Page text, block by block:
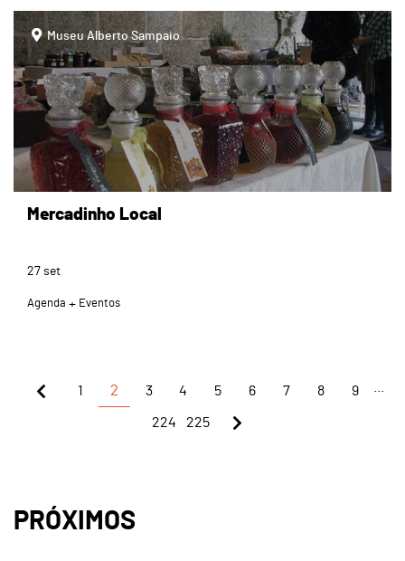
page
Museu Alberto Sampaio
Mercadinho Local
27 set
Agenda Eventos
1 2 3 4 5 6 7 8 9
224 225
PRÓXIMOS